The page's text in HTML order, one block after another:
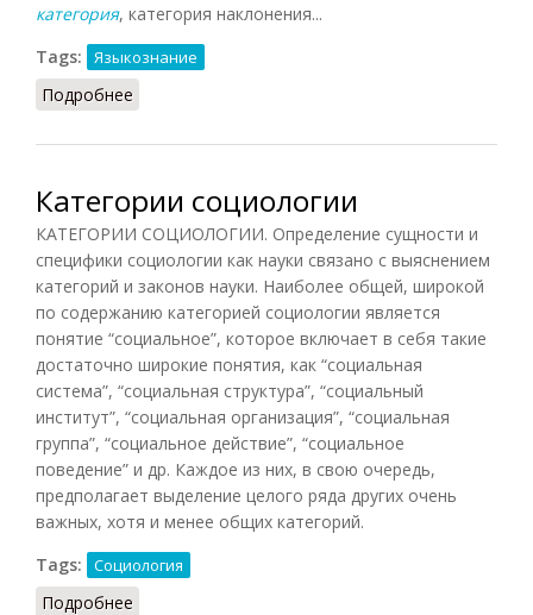
категория, категория наклонения...
Tags:
Языкознание
Подробнее
Категории социологии
КАТЕГОРИИ СОЦИОЛОГИИ. Определение сущности и
специфики социологии как науки связано с выяснением
категорий и законов науки. Наиболее общей, широкой
по содержанию категорией социологии является
понятие “социальное”, которое включает в себя такие
достаточно широкие понятия, как “социальная
система”, “социальная структура”, “социальный
институт”, “социальная организация”, “социальная
группа”, “социальное действие”, “социальное
поведение” и др. Каждое из них, в свою очередь,
предполагает выделение целого ряда других очень
важных, хотя и менее общих категорий.
Tags:
Социология
Подробнее